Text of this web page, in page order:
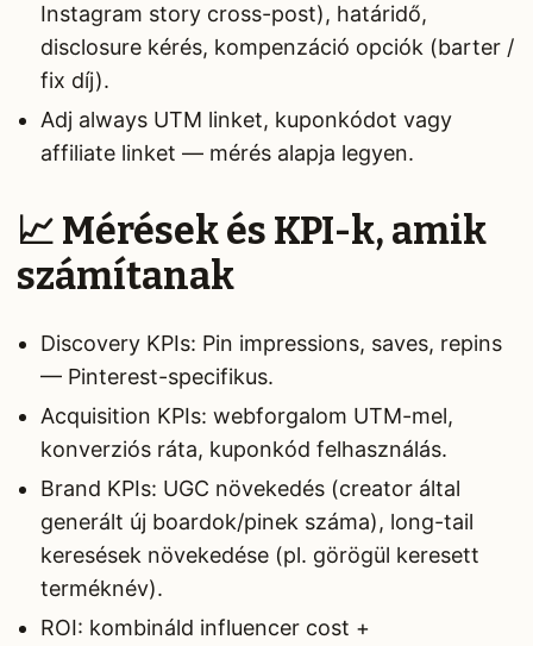
Instagram story cross-post), határidő,
disclosure kérés, kompenzáció opciók (barter /
fix díj).
Adj always UTM linket, kuponkódot vagy
affiliate linket — mérés alapja legyen.
📈 Mérések és KPI-k, amik
számítanak
Discovery KPIs: Pin impressions, saves, repins
— Pinterest-specifikus.
Acquisition KPIs: webforgalom UTM-mel,
konverziós ráta, kuponkód felhasználás.
Brand KPIs: UGC növekedés (creator által
generált új boardok/pinek száma), long-tail
keresések növekedése (pl. görögül keresett
terméknév).
ROI: kombináld influencer cost +